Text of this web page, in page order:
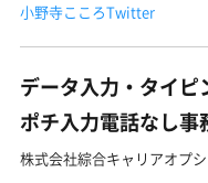
小野寺こころTwitter
データ入力・タイ
ポチ入力電話なし事
株式会社綜合キャリアオプ